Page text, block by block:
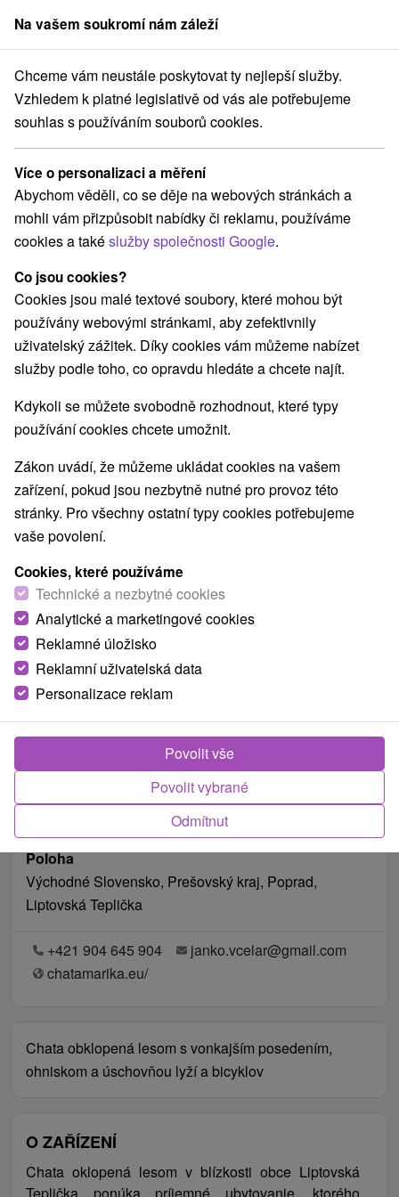
člen skupinySorger
kraj Liptovská Teplička Chata Marika Liptovská Teplička
Chata Marika Liptovská Teplička
Liptovská Teplička
REZERVACE A VÝBĚR POBYTU
Kontaktujte přímo ubytovatele.
Navigovat do místa
O ZAŘÍZENÍ VYBAVENÍ
Poloha
Východné Slovensko, Prešovský kraj, Poprad,
Liptovská Teplička
+421 904 645 904
janko.vcelar@gmail.com
chatamarika.eu/
Chata obklopená lesom s vonkajším posedením,
ohniskom a úschovňou lyží a bicyklov
O ZAŘÍZENÍ
Chata oklopená lesom v blízkosti obce Liptovská
Na vašem soukromí nám záleží
Chceme vám neustále poskytovat ty nejlepší služby.
Vzhledem k platné legislativě od vás ale potřebujeme
souhlas s používáním souborů cookies.
Více o personalizaci a měření
Abychom věděli, co se děje na webových stránkách a
mohli vám přizpůsobit nabídky či reklamu, používáme
cookies a takéslužby společnosti Google.
Co jsou cookies?
Cookies jsou malé textové soubory, které mohou být
používány webovými stránkami, aby zefektivnily
uživatelský zážitek. Díky cookies vám můžeme nabízet
služby podle toho, co opravdu hledáte a chcete najít.
Kdykoli se můžete svobodně rozhodnout, které typy
používání cookies chcete umožnit.
Zákon uvádí, že můžeme ukládat cookies na vašem
zařízení, pokud jsou nezbytně nutné pro provoz této
stránky. Pro všechny ostatní typy cookies potřebujeme
vaše povolení.
Cookies, které používáme
Technické a nezbytné cookies
Analytické a marketingové cookies
Reklamné úložisko
Reklamní uživatelská data
Personalizace reklam
Odmítnut
Povolit vybrané
Povolit vše